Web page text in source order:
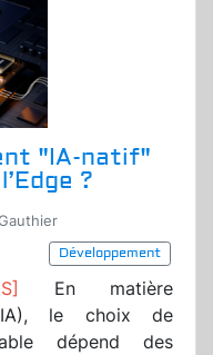
"IA-natif"
?
Développement
En matière
le choix de
dépend des